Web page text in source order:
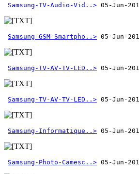
Samsung-TV-Audio-Vid..>
Samsung-GSM-Smartpho..>
Samsung-TV-AV-TV-LED..>
Samsung-TV-AV-TV-LED..>
Samsung-Informatique..>
Samsung-Photo-Camesc..>